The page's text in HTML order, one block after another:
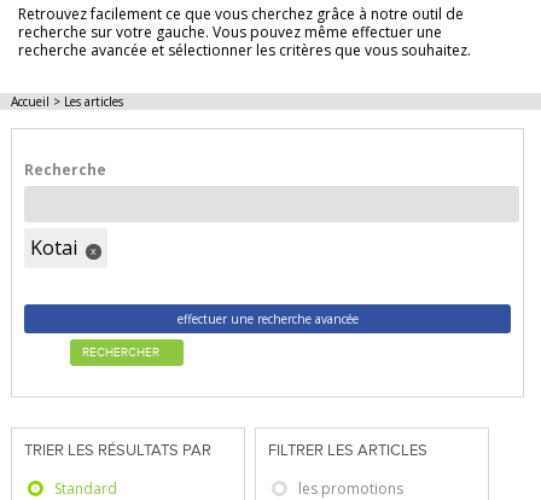
Retrouvez facilement ce que vous cherchez grâce à notre outil de
recherche sur votre gauche. Vous pouvez même effectuer une
recherche avancée et sélectionner les critères que vous souhaitez.
Accueil > Les articles
Recherche
Kotai x
effectuer une recherche avancée
RECHERCHER
TRIER LES RÉSULTATS PAR
Standard
FILTRER LES ARTICLES
les promotions